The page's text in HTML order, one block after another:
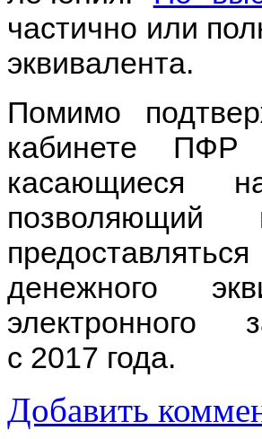
частично или
эквивалента.
Помимо
кабинете ПФР
касающиеся
денежного
электронного
с 2017 года.
Добавить